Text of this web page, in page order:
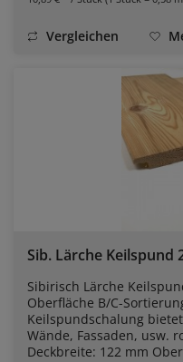
Vergleichen
Sib. Lärche Keilspund
Sibirisch Lärche
Oberfläche B/C-
Keilspundschalung
Wände, Fassaden, usw.
Deckbreite: 122 mm